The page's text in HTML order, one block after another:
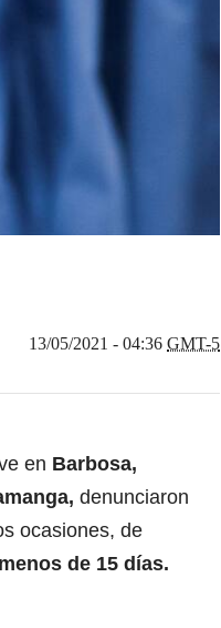
13/05/2021 - 04:36 GMT-5
en Barbosa,
denunciaron
ocasiones, de
de 15 días.